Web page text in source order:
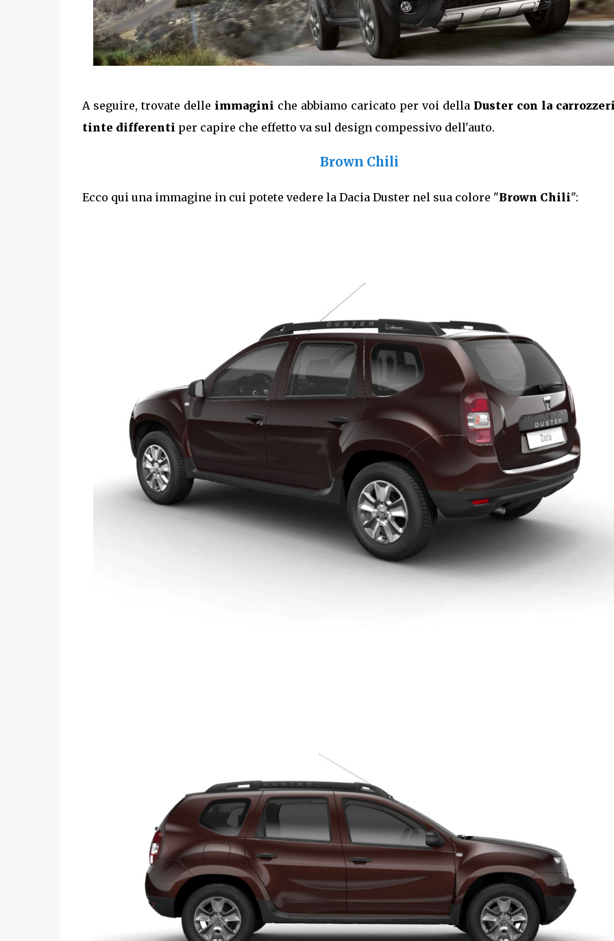
A seguire, trovate delle immagini che abbiamo caricato per voi della Duster con la
tinte differenti per capire che effetto va sul design compessivo dell'auto.
Brown Chili
Ecco qui una immagine in cui potete vedere la Dacia Duster nel sua colore "Brown Chili":